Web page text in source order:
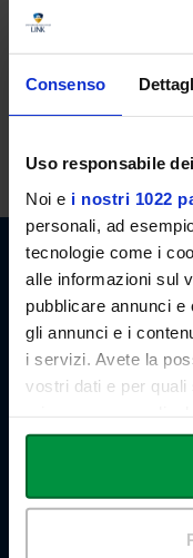
Consenso
Uso responsabile
Noi e i nostri 1022
personali, ad
tecnologie come i
alle informazioni sul
pubblicare annunci
gli annunci e i
i servizi. Avete la
vostri dati e per
in cui avete
modificare o
momento dalla
OFFICE HOURS
Via del
Email